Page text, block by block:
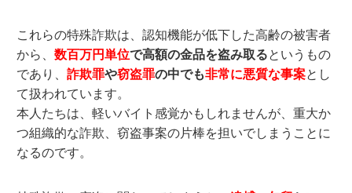
これらの特殊詐欺は、認知機能が低下した高齢の被害者
から、数百万円単位で高額の金品を盗み取るというもの
であり、詐欺罪や窃盗罪の中でも非常に悪質な事案とし
て扱われています。
本人たちは、軽いバイト感覚かもしれませんが、重大か
つ組織的な詐欺、窃盗事案の片棒を担いでしまうことに
なるのです。